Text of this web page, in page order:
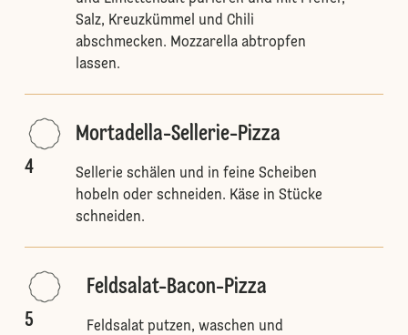
Salz, Kreuzkümmel und Chili
abschmecken. Mozzarella abtropfen
lassen.
4
Mortadella-Sellerie-Pizza
Sellerie schälen und in feine Scheiben
hobeln oder schneiden. Käse in Stücke
schneiden.
5
Feldsalat-Bacon-Pizza
Feldsalat putzen, waschen und